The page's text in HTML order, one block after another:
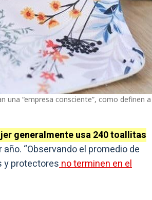
una “empresa consciente”, como definen a
generalmente usa 240 toallitas
“Observando el promedio de
y protectoresno terminen en el